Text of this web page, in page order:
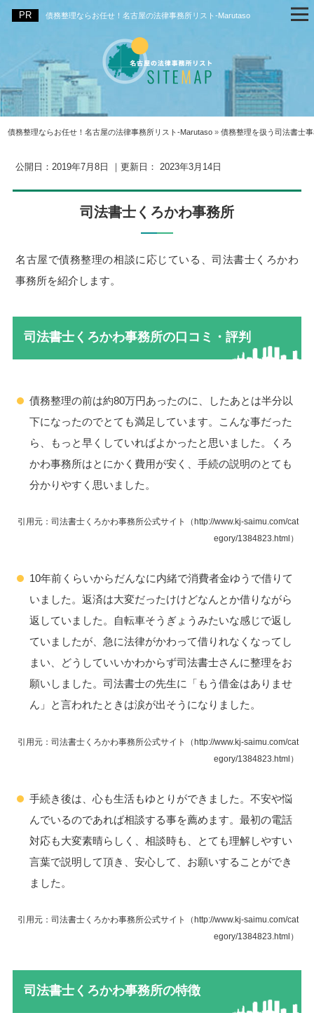
債務整理ならお任せ！名古屋の法律事務所リスト‐Marutaso
債務整理ならお任せ！名古屋の法律事務所リスト‐Marutaso » 債務整理を扱う司法書士
公開日： 2019年7月8日 ｜更新日： 2023年3月14日
司法書士くろかわ事務所
名古屋で債務整理の相談に応じている、司法書士くろかわ
事務所を紹介します。
司法書士くろかわ事務所の口コミ・評判
債務整理の前は約80万円あったのに、したあとは半分以
下になったのでとても満足しています。こんな事だった
ら、もっと早くしていればよかったと思いました。くろ
かわ事務所はとにかく費用が安く、手続の説明のとても
分かりやすく思いました。
引用元：司法書士くろかわ事務所公式サイト（http://www.kj-saimu.com/cat
egory/1384823.html）
10年前くらいからだんなに内緒で消費者金ゆうで借りて
いました。返済は大変だったけけどなんとか借りながら
返していました。自転車そうぎょうみたいな感じで返し
ていましたが、急に法律がかわって借りれなくなってし
まい、どうしていいかわからず司法書士さんに整理をお
願いしました。司法書士の先生に「もう借金はありませ
ん」と言われたときは涙が出そうになりました。
引用元：司法書士くろかわ事務所公式サイト（http://www.kj-saimu.com/cat
egory/1384823.html）
手続き後は、心も生活もゆとりができました。不安や悩
んでいるのであれば相談する事を薦めます。最初の電話
対応も大変素晴らしく、相談時も、とても理解しやすい
言葉で説明して頂き、安心して、お願いすることができ
ました。
引用元：司法書士くろかわ事務所公式サイト（http://www.kj-saimu.com/cat
egory/1384823.html）
司法書士くろかわ事務所の特徴